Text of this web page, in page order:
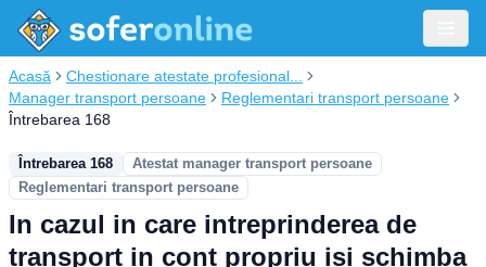
Acasă
Chestionare atestate profesional...
Manager transport persoane
Reglementari transport persoane
Întrebarea 168
Întrebarea 168
Atestat manager transport persoane
Reglementari transport persoane
In cazul in care intreprinderea de
transport in cont propriu isi schimba